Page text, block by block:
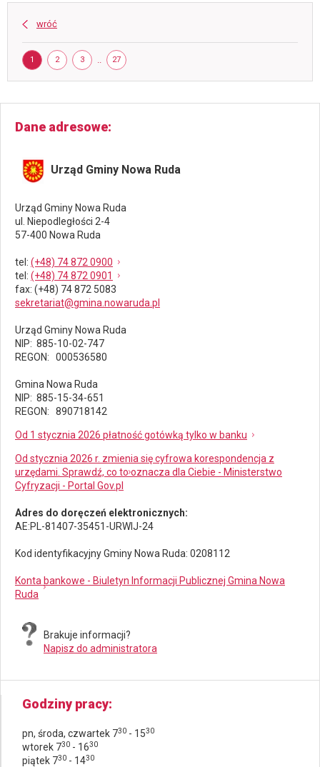
2:
sportowej
kł.
wróć
Strona
STRONA
1 STRONA
2 STRONA
3 STRONA
27
Dane adresowe
Urząd Gminy Nowa Ruda
Urząd Gminy Nowa Ruda
ul. Niepodległości 2-4
57-400 Nowa Ruda
tel : (+48) 74 872 0900
tel : (+48) 74 872 0901
fax: (+48) 74 872 5083
sekretariat@gmina.nowaruda.pl
Urząd Gminy Nowa Ruda
NIP: 885-10-02-747
REGON: 000536580
Gmina Nowa Ruda
NIP: 885-15-34-651
REGON: 890718142
Od 1 stycznia 2026 płatność gotówką tylko w banku
Od stycznia 2026 r. zmienia się cyfrowa korespondencja z
urzędami. Sprawdź, co to oznacza dla Ciebie - Ministerstwo
Cyfryzacji - Portal Gov.pl
Adres do doręczeń elektronicznych:
AE:PL-81407-35451-URWIJ-24
Kod identyfikacyjny Gminy Nowa Ruda: 0208112
Konta bankowe - Biuletyn Informacji Publicznej Gmina Nowa
Ruda
Brakuje informacji?
Napisz do administratora
Godziny pracy
pn, środa, czwartek 730 - 1530
wtorek 730 - 1630
piątek 730 - 1430